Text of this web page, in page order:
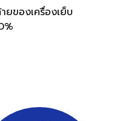
ของเครื่องเย็บ